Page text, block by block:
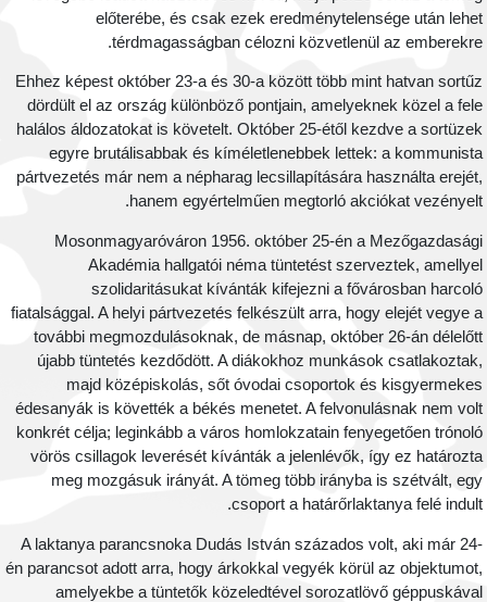
előterébe, és csak ezek eredménytelensége után
térdmagasságban célozni közvetlenül az
Ehhez képest október 23-a és 30-a között több mint hatvan
dördült el az ország különböző pontjain, amelyeknek közel a
halálos áldozatokat is követelt. Október 25-étől kezdve a
egyre brutálisabbak és kíméletlenebbek lettek: a
pártvezetés már nem a népharag lecsillapítására használta
hanem egyértelműen megtorló akciókat
Mosonmagyaróváron 1956. október 25-én a
Akadémia hallgatói néma tüntetést szerveztek,
szolidaritásukat kívánták kifejezni a fővárosban
fiatalsággal. A helyi pártvezetés felkészült arra, hogy elejét vegye
további megmozdulásoknak, de másnap, október 26-án
újabb tüntetés kezdődött. A diákokhoz munkások
majd középiskolás, sőt óvodai csoportok és
édesanyák is követték a békés menetet. A felvonulásnak nem
konkrét célja; leginkább a város homlokzatain fenyegetően
vörös csillagok leverését kívánták a jelenlévők, így ez
meg mozgásuk irányát. A tömeg több irányba is szétvált,
csoport a határőrlaktanya felé
A laktanya parancsnoka Dudás István százados volt, aki már
én parancsot adott arra, hogy árkokkal vegyék körül az
amelyekbe a tüntetők közeledtével sorozatlövő